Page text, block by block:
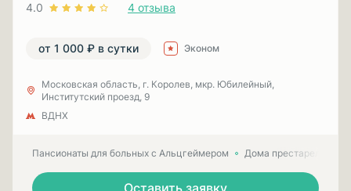
4.0 4 отзыва
от 1 000 ₽ в сутки Эконом
Московская область, г. Королев, мкр. Юбилейный,
Институтский проезд, 9
ВДНХ
Пансионаты для больных с Альцгеймером Дома престарелых
Оставить заявку